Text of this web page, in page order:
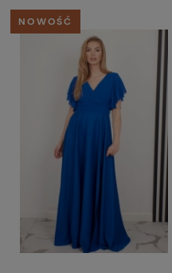
NOWOŚĆ